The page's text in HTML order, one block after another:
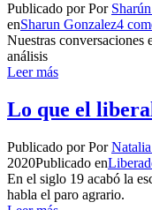
Publicado por Por
enSharun Gonzalez4
Nuestras conversaciones
análisis
Leer más
Lo que el
Publicado por Por
2020Publicado en
En el siglo 19 acabó la
habla el paro agrario.